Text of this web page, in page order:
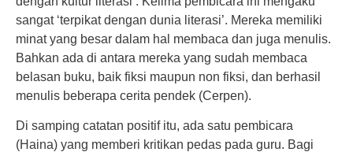
sangat ‘terpikat dengan dunia literasi’. Mereka memiliki
minat yang besar dalam hal membaca dan juga menulis.
Bahkan ada di antara mereka yang sudah membaca
belasan buku, baik fiksi maupun non fiksi, dan berhasil
menulis beberapa cerita pendek (Cerpen).
Di samping catatan positif itu, ada satu pembicara
(Haina) yang memberi kritikan pedas pada guru. Bagi